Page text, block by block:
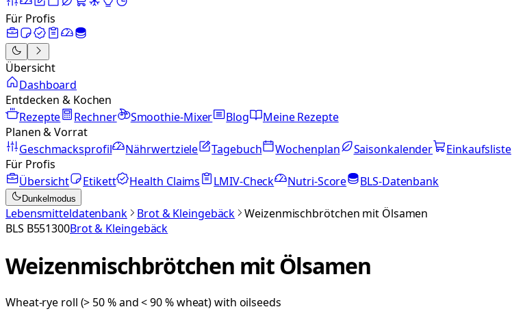
Für Profis
Übersicht
Dashboard
Entdecken & Kochen
Rezepte
Rechner Smoothie-Mixer Blog
Meine Rezepte
Planen & Vorrat
Geschmacksprofil
Nährwertziele Tagebuch Wochenplan Saisonkalender Einkaufsliste
Für Profis
Übersicht
Etikett Health Claims LMIV-Check Nutri-Score BLS-Datenbank
Dunkelmodus
Lebensmitteldatenbank Brot & Kleingebäck
Weizenmischbrötchen mit Ölsamen
BLS B551300Brot & Kleingebäck
Weizenmischbrötchen mit Ölsamen
Wheat-rye roll (> 50 % and < 90 % wheat) with oilseeds